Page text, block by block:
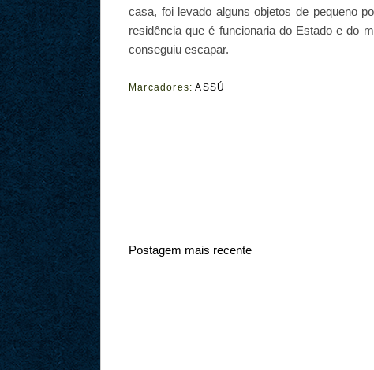
casa, foi levado alguns objetos de pequeno
residência que é funcionaria do Estado e do
conseguiu escapar.
Marcadores:ASSÚ
Postagem mais recente